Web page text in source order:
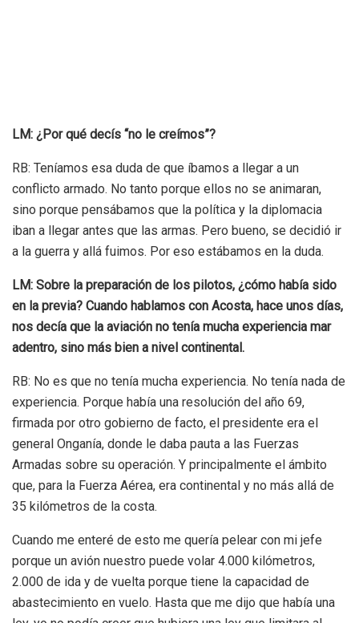
LM: ¿Por qué decís “no le creímos”?
RB: Teníamos esa duda de que íbamos a llegar a un
conflicto armado. No tanto porque ellos no se animaran,
sino porque pensábamos que la política y la diplomacia
iban a llegar antes que las armas. Pero bueno, se decidió ir
a la guerra y allá fuimos. Por eso estábamos en la duda.
LM: Sobre la preparación de los pilotos, ¿cómo había sido
en la previa? Cuando hablamos con Acosta, hace unos días,
nos decía que la aviación no tenía mucha experiencia mar
adentro, sino más bien a nivel continental.
RB: No es que no tenía mucha experiencia. No tenía nada de
experiencia. Porque había una resolución del año 69,
firmada por otro gobierno de facto, el presidente era el
general Onganía, donde le daba pauta a las Fuerzas
Armadas sobre su operación. Y principalmente el ámbito
que, para la Fuerza Aérea, era continental y no más allá de
35 kilómetros de la costa.
Cuando me enteré de esto me quería pelear con mi jefe
porque un avión nuestro puede volar 4.000 kilómetros,
2.000 de ida y de vuelta porque tiene la capacidad de
abastecimiento en vuelo. Hasta que me dijo que había una